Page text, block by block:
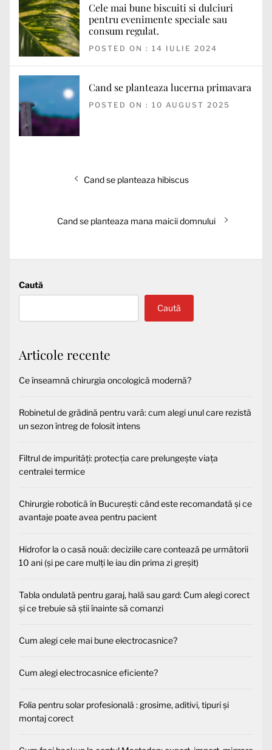
Cele mai bune biscuiti si dulciuri
pentru evenimente speciale sau
consum regulat.
POSTED ON : 14 IULIE 2024
Cand se planteaza lucerna primavara
POSTED ON : 10 AUGUST 2025
Articolul
Cand se planteaza hibiscus
Articolul
Cand se planteaza mana maicii domnului
Caută
Caută
Articole recente
Ce înseamnă chirurgia oncologică modernă?
Robinetul de grădină pentru vară: cum alegi unul care rezistă
un sezon întreg de folosit intens
Filtrul de impurități: protecția care prelungește viața
centralei termice
Chirurgie robotică în București: când este recomandată și ce
avantaje poate avea pentru pacient
Hidrofor la o casă nouă: deciziile care contează pe următorii
10 ani (și pe care mulți le iau din prima zi greșit)
Tabla ondulată pentru garaj, hală sau gard: Cum alegi corect
și ce trebuie să știi înainte să comanzi
Cum alegi cele mai bune electrocasnice?
Cum alegi electrocasnice eficiente?
Folia pentru solar profesională : grosime, aditivi, tipuri și
montaj corect